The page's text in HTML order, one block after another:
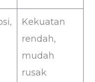
Kekuatan
rendah,
mudah
rusak